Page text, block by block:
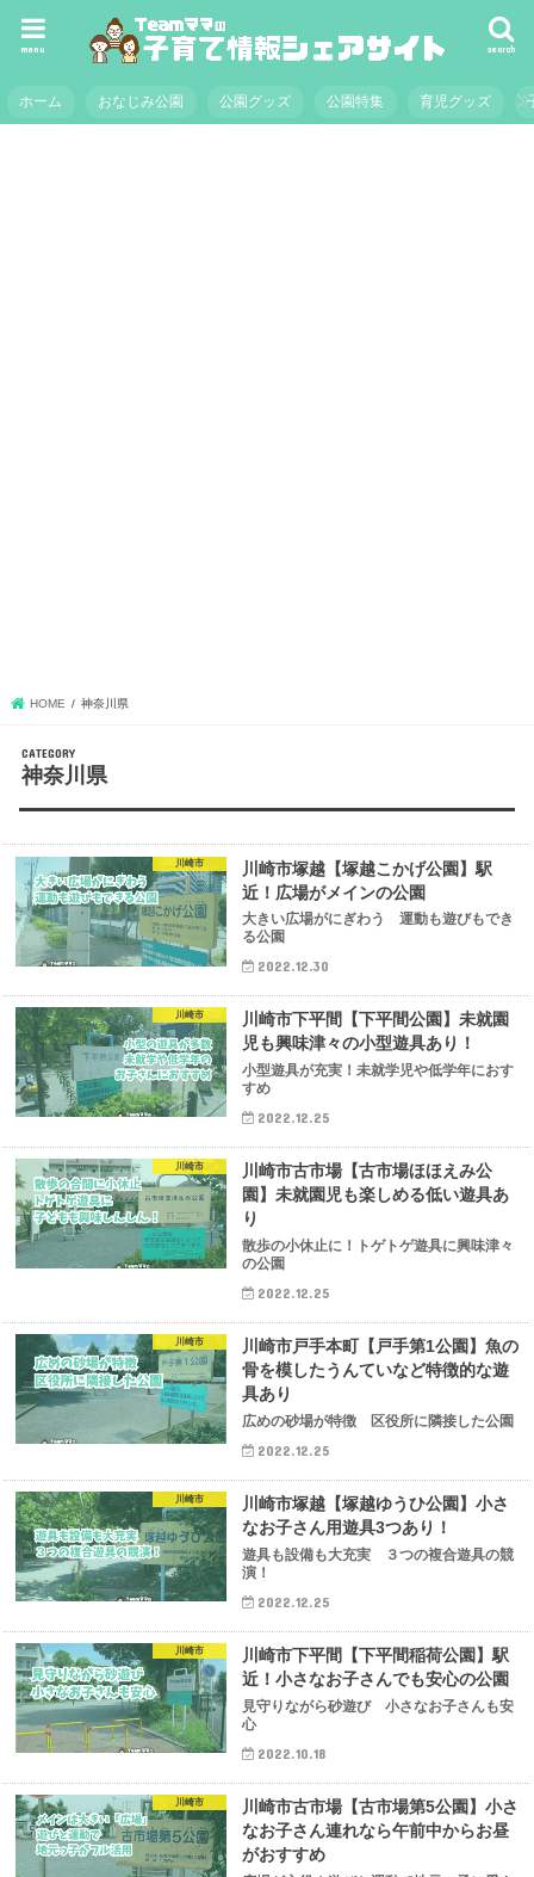
search
menu
ホーム おなじみ公園 公園グッズ 公園特集 育児グッズ
HOME 神奈川県
神奈川県
川崎市
川崎市塚越【塚越こかげ公園】駅
近！広場がメインの公園
大きい広場がにぎわう 運動も遊びもでき
る公園
2022.12.30
川崎市
川崎市下平間【下平間公園】未就園
児も興味津々の小型遊具あり！
小型遊具が充実！未就学児や低学年におす
すめ
2022.12.25
川崎市
川崎市古市場【古市場ほほえみ公
園】未就園児も楽しめる低い遊具あ
り
散歩の小休止に！トゲトゲ遊具に興味津々
の公園
2022.12.25
川崎市
川崎市戸手本町【戸手第1公園】魚の
骨を模したうんていなど特徴的な遊
具あり
広めの砂場が特徴 区役所に隣接した公園
2022.12.25
川崎市
川崎市塚越【塚越ゆうひ公園】小さ
なお子さん用遊具3つあり！
遊具も設備も大充実 ３つの複合遊具の競
演！
2022.12.25
川崎市
川崎市下平間【下平間稲荷公園】駅
近！小さなお子さんでも安心の公園
見守りながら砂遊び 小さなお子さんも安
心
2022.10.18
川崎市
川崎市古市場【古市場第5公園】小さ
なお子さん連れなら午前中からお昼
がおすすめ